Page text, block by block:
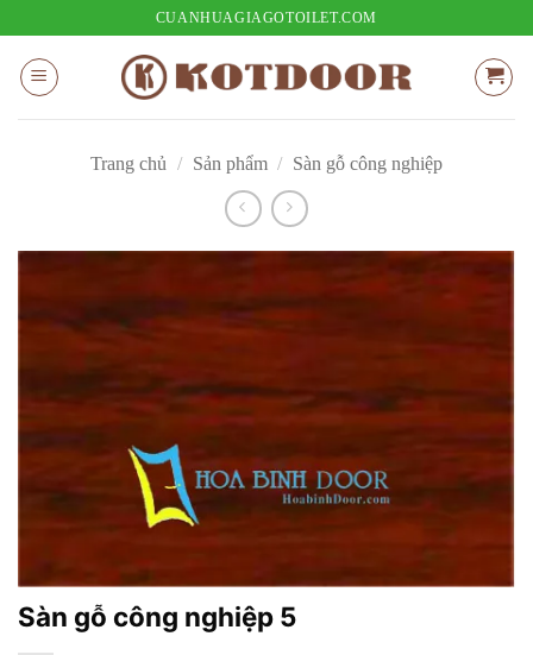
nội
dung
CUANHUAGIAGOTOILET.COM
Trang chủ / Sản phẩm / Sàn gỗ công nghiệp
Sàn gỗ công nghiệp 5